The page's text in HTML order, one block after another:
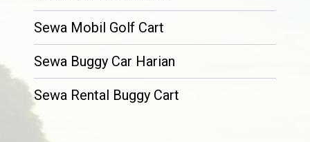
Sewa Mobil Golf Cart
Sewa Buggy Car Harian
Sewa Rental Buggy Cart